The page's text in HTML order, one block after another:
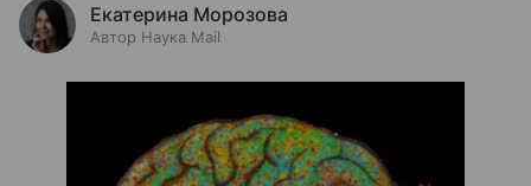
Екатерина Морозова
Автор Наука Mail